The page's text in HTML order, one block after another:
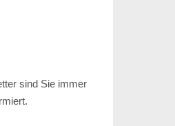
sind Sie immer